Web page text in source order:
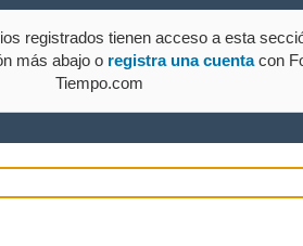
registrados tienen acceso a esta
más abajo o registra una cuentacon
Tiempo.com